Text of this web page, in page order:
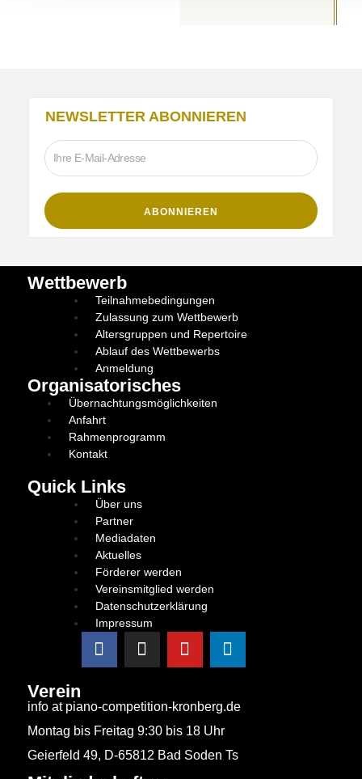
NEWSLETTER ABONNIEREN
Wettbewerb
Teilnahmebedingungen
Zulassung zum Wettbewerb
Altersgruppen und Repertoire
Ablauf des Wettbewerbs
Anmeldung
Organisatorisches
Übernachtungsmöglichkeiten
Anfahrt
Rahmenprogramm
Kontakt
Quick Links
Über uns
Partner
Mediadaten
Aktuelles
Förderer werden
Vereinsmitglied werden
Datenschutzerklärung
Impressum
Verein
info at piano-competition-kronberg.de
Montag bis Freitag 9:30 bis 18 Uhr
Geierfeld 49, D-65812 Bad Soden Ts